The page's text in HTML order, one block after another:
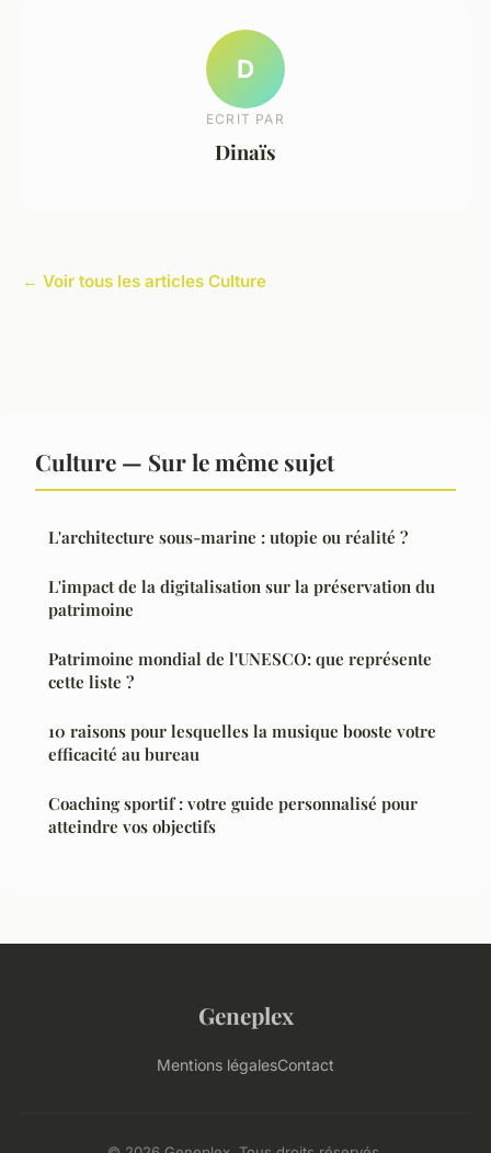
D
ECRIT PAR
Dinaïs
← Voir tous les articles Culture
Culture — Sur le même sujet
L'architecture sous-marine : utopie ou réalité ?
L'impact de la digitalisation sur la préservation du
patrimoine
Patrimoine mondial de l'UNESCO: que représente
cette liste ?
10 raisons pour lesquelles la musique booste votre
efficacité au bureau
Coaching sportif : votre guide personnalisé pour
atteindre vos objectifs
Geneplex
Mentions légalesContact